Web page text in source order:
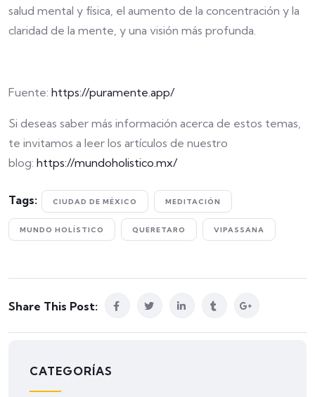
salud mental y física, el aumento de la concentración y la
claridad de la mente, y una visión más profunda.
Fuente: https://puramente.app/
Si deseas saber más información acerca de estos temas,
te invitamos a leer los artículos de nuestro
blog: https://mundoholistico.mx/
Tags: CIUDAD DE MÉXICO MEDITACIÓN
MUNDO HOLÍSTICO QUERETARO VIPASSANA
Share This Post:
CATEGORÍAS